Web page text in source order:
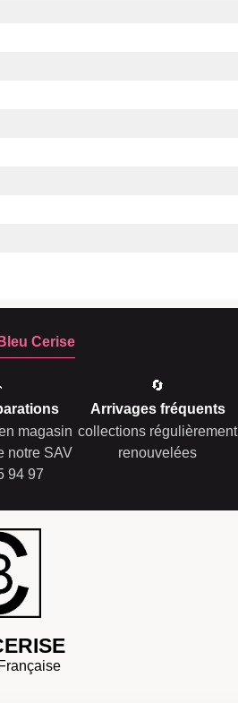
Cerise
magasin
notre SAV
94 97
🔄
Arrivages fréquents
collections régulièrement
renouvelées